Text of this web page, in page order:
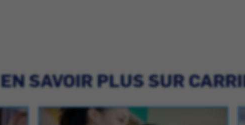
EN SAVOIR PLUS SUR